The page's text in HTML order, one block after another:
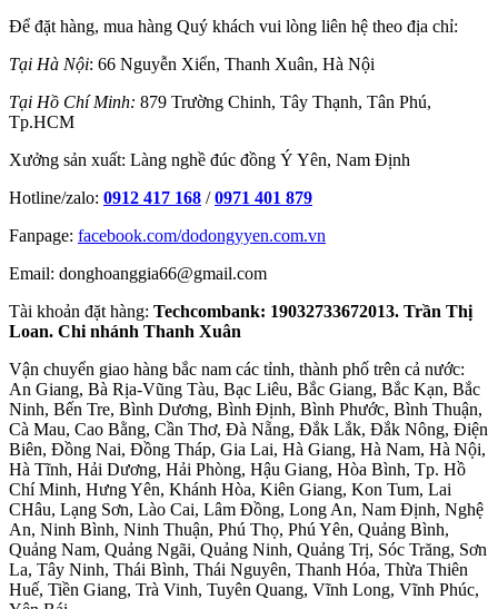
Để đặt hàng, mua hàng Quý khách vui lòng liên hệ theo địa chỉ:
Tại Hà Nội: 66 Nguyễn Xiển, Thanh Xuân, Hà Nội
Tại Hồ Chí Minh: 879 Trường Chinh, Tây Thạnh, Tân Phú,
Tp.HCM
Xưởng sản xuất: Làng nghề đúc đồng Ý Yên, Nam Định
Hotline/zalo: 0912 417 168 /0971 401 879
Fanpage: facebook.com/dodongyyen.com.vn
Email: donghoanggia66@gmail.com
Tài khoản đặt hàng: Techcombank: 19032733672013. Trần Thị
Loan. Chi nhánh Thanh Xuân
Vận chuyển giao hàng bắc nam các tỉnh, thành phố trên cả nước:
An Giang, Bà Rịa-Vũng Tàu, Bạc Liêu, Bắc Giang, Bắc Kạn, Bắc
Ninh, Bến Tre, Bình Dương, Bình Định, Bình Phước, Bình Thuận,
Cà Mau, Cao Bằng, Cần Thơ, Đà Nẵng, Đắk Lắk, Đắk Nông, Điện
Biên, Đồng Nai, Đồng Tháp, Gia Lai, Hà Giang, Hà Nam, Hà Nội,
Hà Tĩnh, Hải Dương, Hải Phòng, Hậu Giang, Hòa Bình, Tp. Hồ
Chí Minh, Hưng Yên, Khánh Hòa, Kiên Giang, Kon Tum, Lai
CHâu, Lạng Sơn, Lào Cai, Lâm Đồng, Long An, Nam Định, Nghệ
An, Ninh Bình, Ninh Thuận, Phú Thọ, Phú Yên, Quảng Bình,
Quảng Nam, Quảng Ngãi, Quảng Ninh, Quảng Trị, Sóc Trăng, Sơn
La, Tây Ninh, Thái Bình, Thái Nguyên, Thanh Hóa, Thừa Thiên
Huế, Tiền Giang, Trà Vinh, Tuyên Quang, Vĩnh Long, Vĩnh Phúc,